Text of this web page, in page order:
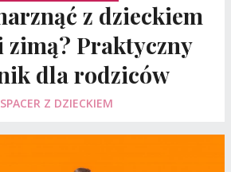
z dzieckiem
zimą? Praktyczny
dla rodziców
Z DZIECKIEM